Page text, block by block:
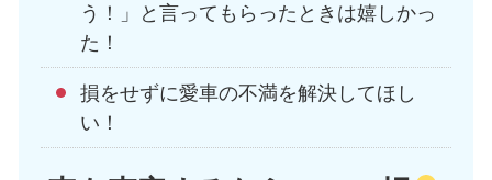
う！」と言ってもらったときは嬉しかっ
た！
損をせずに愛車の不満を解決してほし
い！